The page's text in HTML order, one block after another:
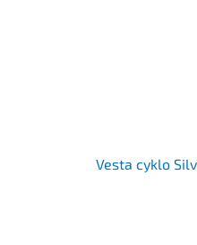
Vesta cyklo